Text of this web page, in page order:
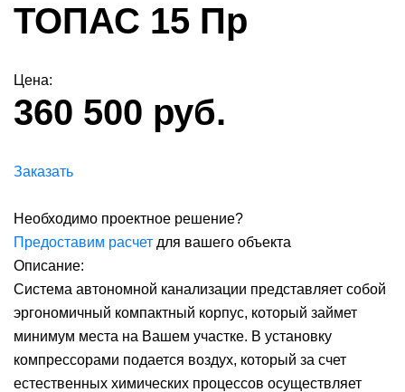
ТОПАС 15 Пр
Цена:
360 500 руб.
Заказать
Необходимо проектное решение?
Предоставим расчет для вашего объекта
Описание:
Система автономной канализации представляет собой
эргономичный компактный корпус, который займет
минимум места на Вашем участке. В установку
компрессорами подается воздух, который за счет
естественных химических процессов осуществляет